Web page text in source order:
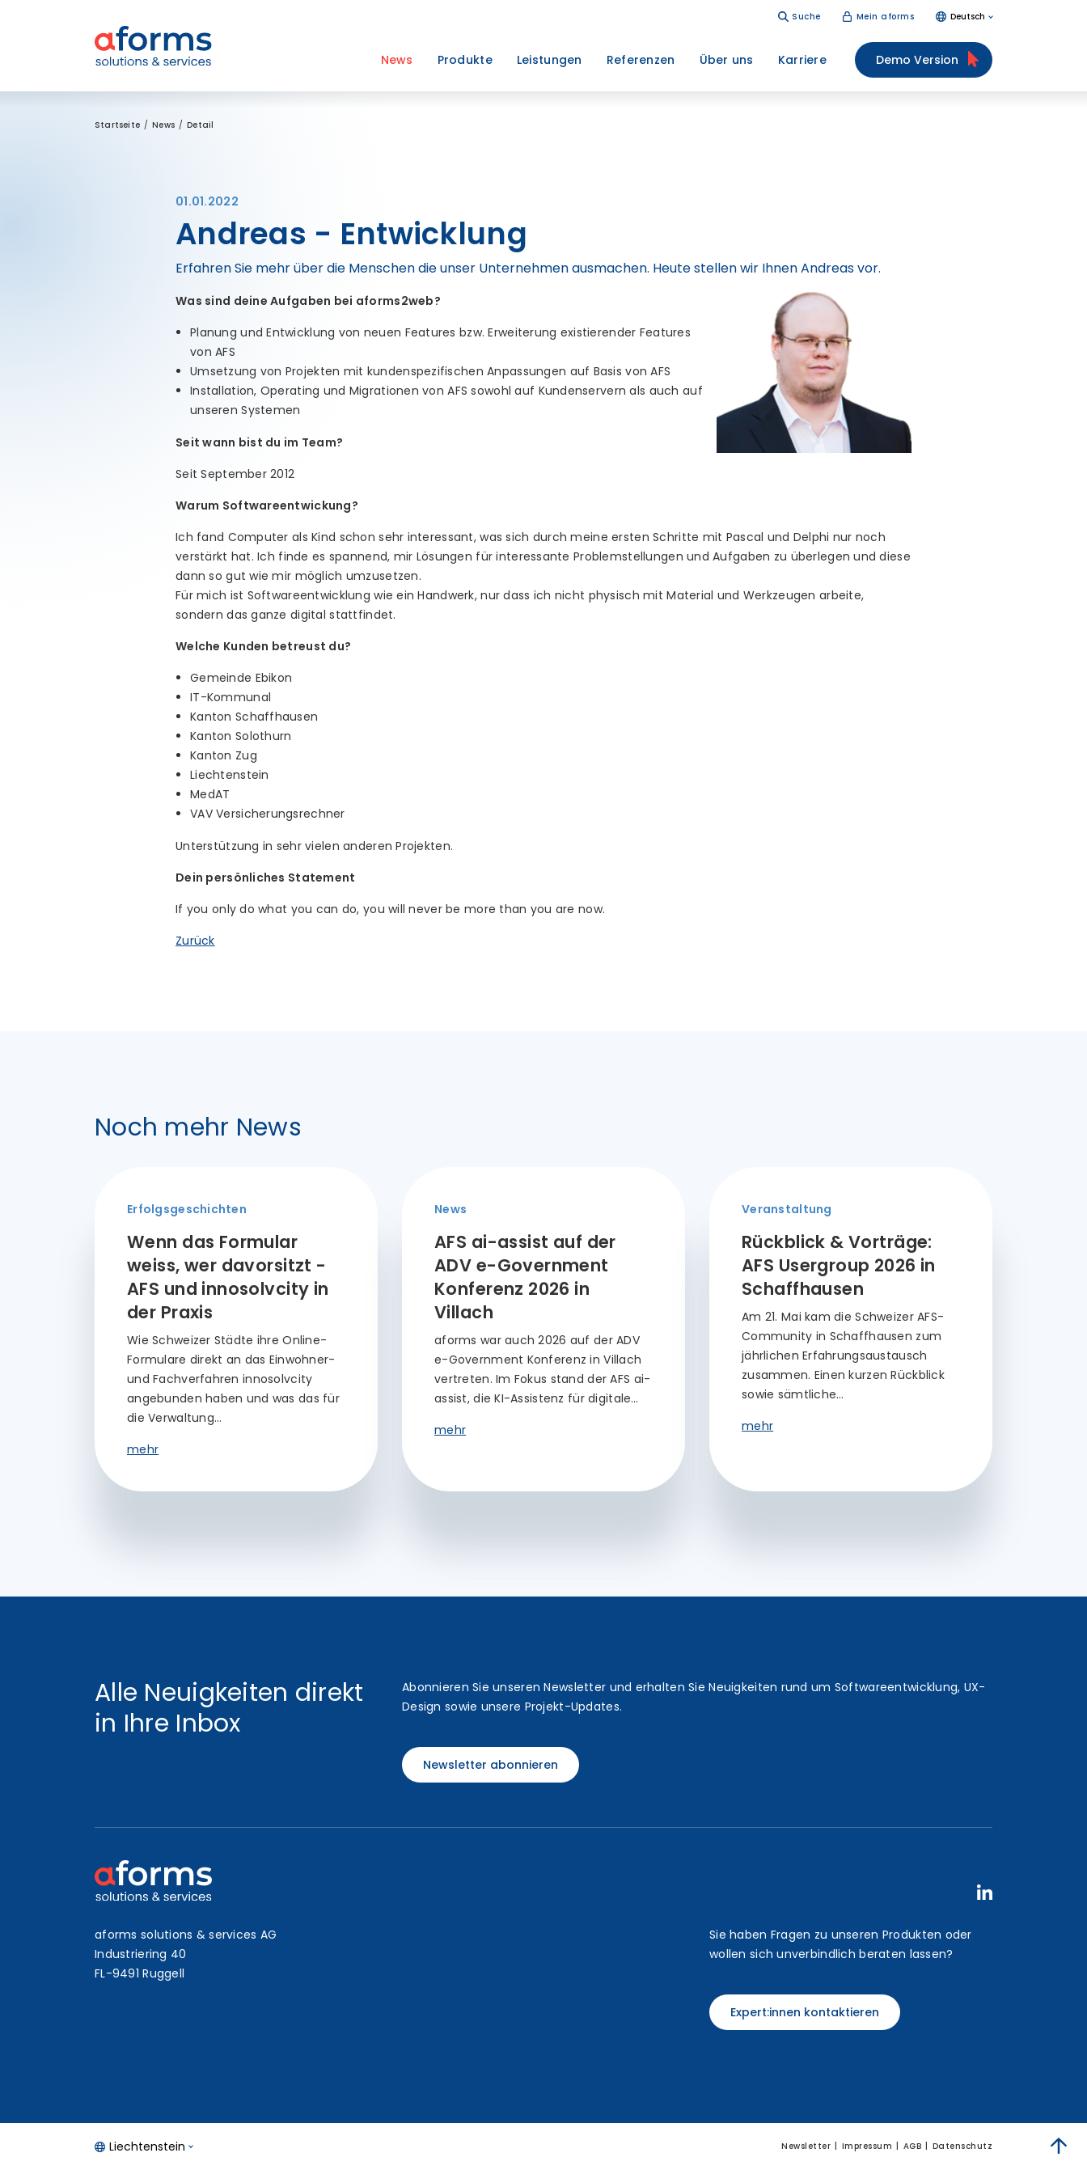
Suche Mein aforms Deutsch
News Produkte Leistungen Referenzen Über uns Karriere Demo Version
Startseite News Detail
01.01.2022
Andreas - Entwicklung
Erfahren Sie mehr über die Menschen die unser Unternehmen ausmachen. Heute stellen wir Ihnen Andreas vor.
Was sind deine Aufgaben bei aforms2web?
Planung und Entwicklung von neuen Features bzw. Erweiterung existierender Features
von AFS
Umsetzung von Projekten mit kundenspezifischen Anpassungen auf Basis von AFS
Installation, Operating und Migrationen von AFS sowohl auf Kundenservern als auch auf
unseren Systemen
Seit wann bist du im Team?
Seit September 2012
Warum Softwareentwickung?
Ich fand Computer als Kind schon sehr interessant, was sich durch meine ersten Schritte mit Pascal und Delphi nur noch
verstärkt hat. Ich finde es spannend, mir Lösungen für interessante Problemstellungen und Aufgaben zu überlegen und diese
dann so gut wie mir möglich umzusetzen.
Für mich ist Softwareentwicklung wie ein Handwerk, nur dass ich nicht physisch mit Material und Werkzeugen arbeite,
sondern das ganze digital stattfindet.
Welche Kunden betreust du?
Gemeinde Ebikon
IT-Kommunal
Kanton Schaffhausen
Kanton Solothurn
Kanton Zug
Liechtenstein
MedAT
VAV Versicherungsrechner
Unterstützung in sehr vielen anderen Projekten.
Dein persönliches Statement
If you only do what you can do, you will never be more than you are now.
Zurück
Noch mehr News
Erfolgsgeschichten
Wenn das Formular
weiss, wer davorsitzt -
AFS und innosolvcity in
der Praxis
Wie Schweizer Städte ihre Online-
Formulare direkt an das Einwohner-
und Fachverfahren innosolvcity
angebunden haben und was das für
die Verwaltung…
mehr
News
AFS ai-assist auf der
ADV e-Government
Konferenz 2026 in
Villach
aforms war auch 2026 auf der ADV
e-Government Konferenz in Villach
vertreten. Im Fokus stand der AFS ai-
assist, die KI-Assistenz für digitale…
mehr
Veranstaltung
Rückblick & Vorträge:
AFS Usergroup 2026 in
Schaffhausen
Am 21. Mai kam die Schweizer AFS-
Community in Schaffhausen zum
jährlichen Erfahrungsaustausch
zusammen. Einen kurzen Rückblick
sowie sämtliche…
mehr
Alle Neuigkeiten direkt
in Ihre Inbox
Abonnieren Sie unseren Newsletter und erhalten Sie Neuigkeiten rund um Softwareentwicklung, UX-
Design sowie unsere Projekt-Updates.
Newsletter abonnieren
aforms solutions & services AG
Industriering 40
FL-9491 Ruggell
Sie haben Fragen zu unseren Produkten oder
wollen sich unverbindlich beraten lassen?
Expert:innen kontaktieren
Liechtenstein Newsletter Impressum AGB Datenschutz